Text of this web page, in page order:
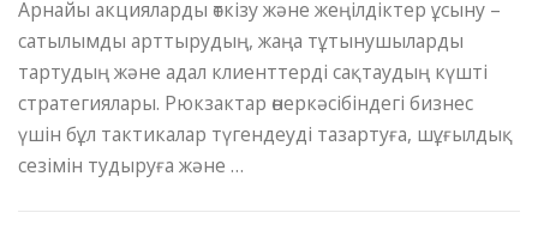
Арнайы акцияларды өткізу және жеңілдіктер ұсыну –
сатылымды арттырудың, жаңа тұтынушыларды
тартудың және адал клиенттерді сақтаудың күшті
стратегиялары. Рюкзактар ​​өнеркәсібіндегі бизнес
үшін бұл тактикалар түгендеуді тазартуға, шұғылдық
сезімін тудыруға және …